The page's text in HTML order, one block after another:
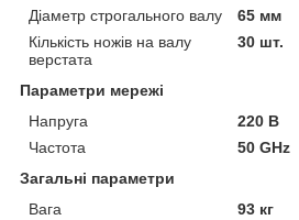
Діаметр строгального валу
65 мм
Кількість ножів на валу
верстата
30 шт.
Параметри мережі
Напруга
220 В
Частота
50 GHz
Загальні параметри
Вага
93 кг